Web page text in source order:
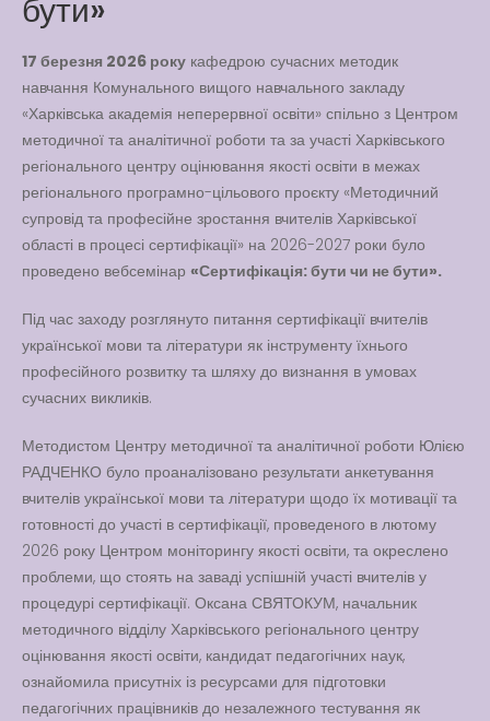
Вакансії
Публічна
Читати далі
бути»
17 березня 2026 року кафедрою сучасних методик
навчання Комунального вищого навчального закладу
«Харківська академія неперервної освіти» спільно з Центром
методичної та аналітичної роботи та за участі Харківського
регіонального центру оцінювання якості освіти в межах
регіонального програмно-цільового проєкту «Методичний
супровід та професійне зростання вчителів Харківської
області в процесі сертифікації» на 2026-2027 роки було
проведено вебсемінар «Сертифікація: бути чи не бути».
Під час заходу розглянуто питання сертифікації вчителів
української мови та літератури як інструменту їхнього
професійного розвитку та шляху до визнання в умовах
сучасних викликів.
Методистом Центру методичної та аналітичної роботи Юлією
РАДЧЕНКО було проаналізовано результати анкетування
вчителів української мови та літератури щодо їх мотивації та
готовності до участі в сертифікації, проведеного в лютому
2026 року Центром моніторингу якості освіти, та окреслено
проблеми, що стоять на заваді успішній участі вчителів у
процедурі сертифікації. Оксана СВЯТОКУМ, начальник
методичного відділу Харківського регіонального центру
оцінювання якості освіти, кандидат педагогічних наук,
ознайомила присутніх із ресурсами для підготовки
педагогічних працівників до незалежного тестування як